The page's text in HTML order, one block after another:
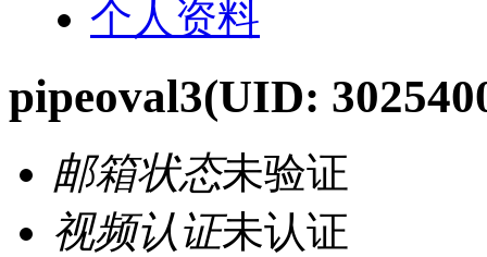
个人资料
pipeoval3(UID:
邮箱状态未验证
视频认证未认证